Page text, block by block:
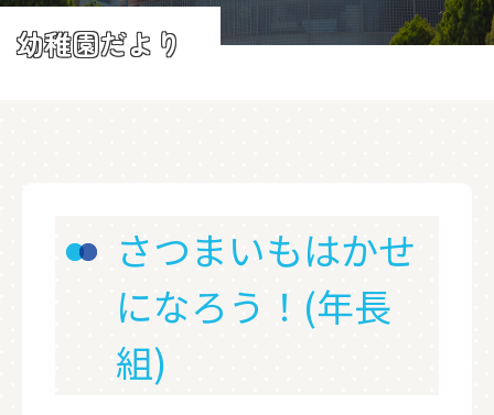
幼稚園だより
さつまいもはかせ
になろう！(年長
組)